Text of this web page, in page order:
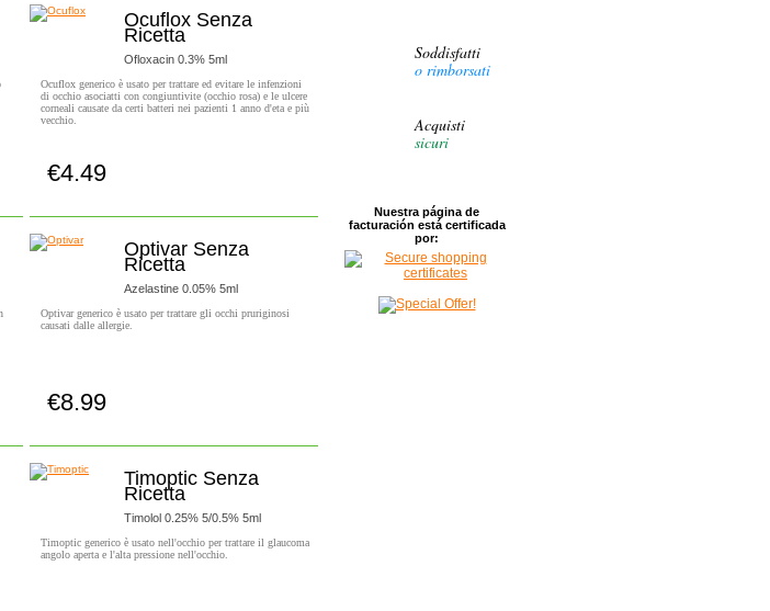
Ocuflox Senza
Ricetta
Ofloxacin 0.3% 5ml
Ocuflox generico è usato per trattare ed evitare le infenzioni
di occhio asociatti con congiuntivite (occhio rosa) e le ulcere
corneali causate da certi batteri nei pazienti 1 anno d'eta e più
vecchio.
€4.49
Optivar Senza
Ricetta
Azelastine 0.05% 5ml
Optivar generico è usato per trattare gli occhi pruriginosi
causati dalle allergie.
€8.99
Timoptic Senza
Ricetta
Timolol 0.25% 5/0.5% 5ml
Timoptic generico è usato nell'occhio per trattare il glaucoma
angolo aperta e l'alta pressione nell'occhio.
Soddisfatti
o rimborsati
Acquisti
sicuri
Nuestra página de
facturación está certificada
por: